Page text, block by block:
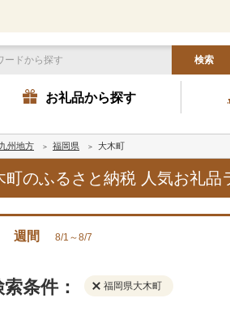
検索
お礼品から探す
九州地方 福岡県 大木町
町のふるさと納税 人気お礼品
週間 8/1～8/7
条件： 福岡県大木町